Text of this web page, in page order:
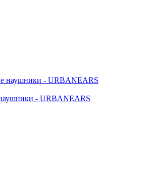
- URBANEARS